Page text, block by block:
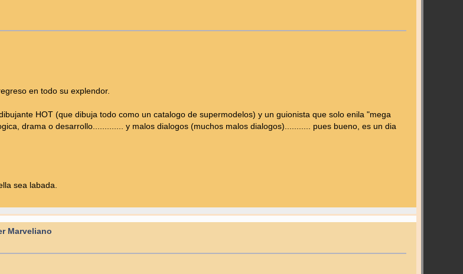
en todo su explendor.
HOT (que dibuja todo como un catalogo de supermodelos) y un guionista que solo enila "mega
drama o desarrollo............. y malos dialogos (muchos malos dialogos)........... pues bueno, es un dia
sea labada.
Marveliano